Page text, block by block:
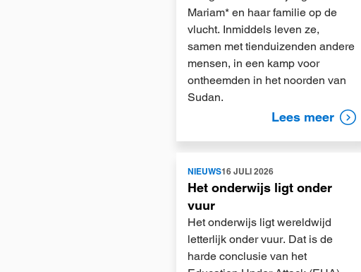
Mariam* en haar familie op de
vlucht. Inmiddels leven ze,
samen met tienduizenden andere
mensen, in een kamp voor
ontheemden in het noorden van
Sudan.
Lees meer
NIEUWS16 JULI 2026
Het onderwijs ligt onder
vuur
Het onderwijs ligt wereldwijd
letterlijk onder vuur. Dat is de
harde conclusie van het
meer